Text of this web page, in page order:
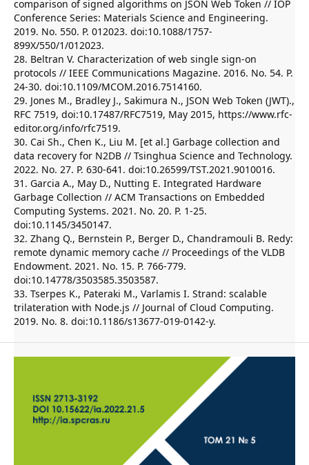
comparison of signed algorithms on JSON Web Token // IOP
Conference Series: Materials Science and Engineering.
2019. No. 550. P. 012023. doi:10.1088/1757-
899X/550/1/012023.
28. Beltran V. Characterization of web single sign-on
protocols // IEEE Communications Magazine. 2016. No. 54. P.
24-30. doi:10.1109/MCOM.2016.7514160.
29. Jones M., Bradley J., Sakimura N., JSON Web Token (JWT).,
RFC 7519, doi:10.17487/RFC7519, May 2015, https://www.rfc-
editor.org/info/rfc7519.
30. Cai Sh., Chen K., Liu M. [et al.] Garbage collection and
data recovery for N2DB // Tsinghua Science and Technology.
2022. No. 27. P. 630-641. doi:10.26599/TST.2021.9010016.
31. Garcia A., May D., Nutting E. Integrated Hardware
Garbage Collection // ACM Transactions on Embedded
Computing Systems. 2021. No. 20. P. 1-25.
doi:10.1145/3450147.
32. Zhang Q., Bernstein P., Berger D., Chandramouli B. Redy:
remote dynamic memory cache // Proceedings of the VLDB
Endowment. 2021. No. 15. P. 766-779.
doi:10.14778/3503585.3503587.
33. Tserpes K., Pateraki M., Varlamis I. Strand: scalable
trilateration with Node.js // Journal of Cloud Computing.
2019. No. 8. doi:10.1186/s13677-019-0142-y.